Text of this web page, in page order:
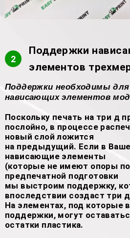
2
Поддержки
элементов
Поддержки необходимы
нависающих элементов
Поскольку печать на три д
послойно, в процессе
новый слой ложится
на предыдущий. Если в
нависающие элементы
(которые не имеют опоры
предпечатной подготовки
мы выстроим поддержку,
впоследствии создаст три
На элементах, под которые
поддержки, могут
остатки пластика.